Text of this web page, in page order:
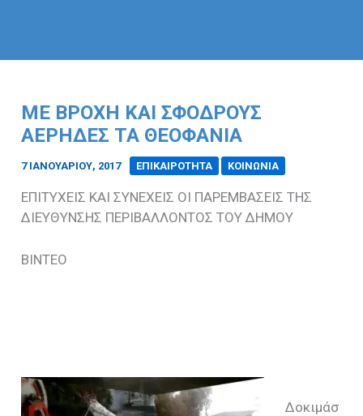
ΜΕ ΒΡΟΧΗ ΚΑΙ ΣΦΟΔΡΟΥΣ
ΑΕΡΗΔΕΣ ΤΑ ΘΕΟΦΑΝΙΑ
7 ΙΑΝΟΥΑΡΊΟΥ, 2017 ΕΠΙΚΑΙΡΟΤΗΤΑ ΚΟΙΝΩΝΙΑ
ΕΠΙΤΥΧΕΙΣ ΚΑΙ ΣΥΝΕΧΕΙΣ ΟΙ ΠΑΡΕΜΒΑΣΕΙΣ ΤΗΣ
ΔΙΕΥΘΥΝΣΗΣ ΠΕΡΙΒΑΛΛΟΝΤΟΣ ΤΟΥ ΔΗΜΟΥ
ΒΙΝΤΕΟ
Δοκιμάσ